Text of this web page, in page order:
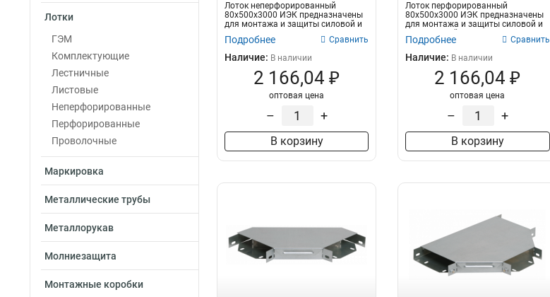
Лотки
ГЭМ
Комплектующие
Лестничные
Листовые
Неперфорированные
Перфорированные
Проволочные
Маркировка
Металлические трубы
Металлорукав
Молниезащита
Монтажные коробки
100х300 60
100х400 55
100х500
50х600 33
100х600 38
Лоток неперфорированный
80х500х3000 ИЭК предназначены
для монтажа и защиты силовой и
слаботочно...
Подробнее Сравнить
Наличие: В наличии
2 166,04 ₽
оптовая цена
– +
В корзину
Лоток перфорированный
80х500х3000 ИЭК предназначены
для монтажа и защиты силовой и
слаботочной...
Подробнее Сравнить
Наличие: В наличии
2 166,04 ₽
оптовая цена
– +
В корзину